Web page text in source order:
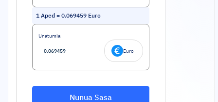
1 Aped = 0.069459 Euro
Unatumia
Euro
Nunua Sasa